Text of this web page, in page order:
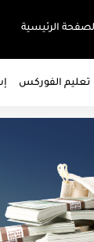
الرئيسية
تعليم الفوركس